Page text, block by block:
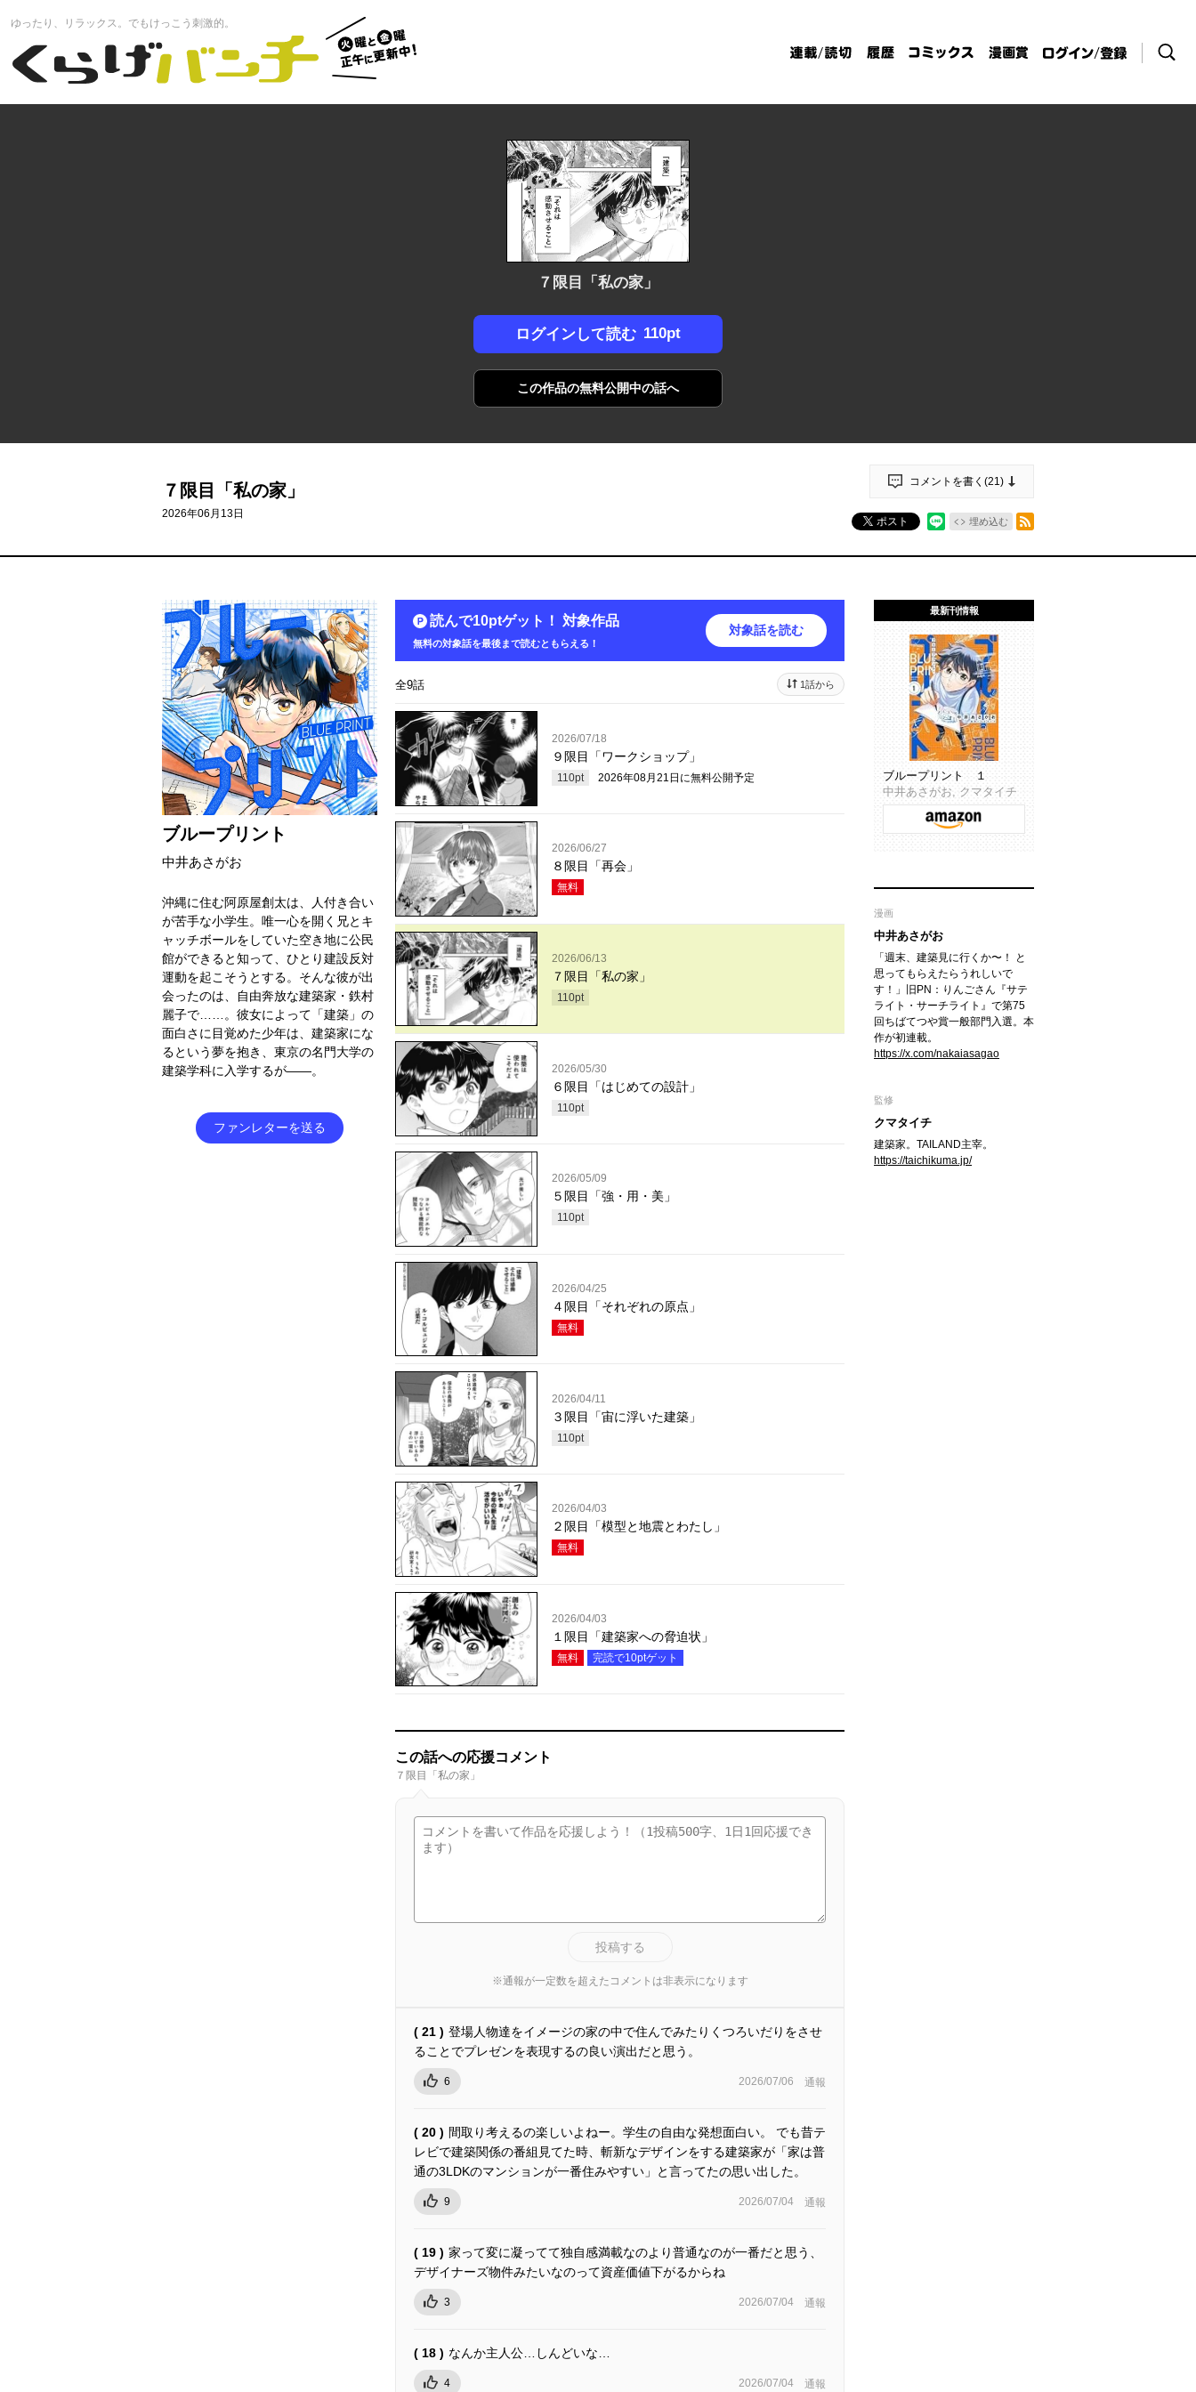
くらげバンチ
火曜と金
曜正午に
更新中！
ゆったり、リラックス。でもけっこう刺激的。
連載/読切 履歴 コミックス 漫画賞
ログイン / 登
録
検索
７限目「私の家」
ログインして読む 110pt
この作品の無料公開中の話へ
７限目「私の家」
2026年06月13日
コメントを書く(21)
ポスト 埋め込む
ブループリント
中井あさがお
沖縄に住む阿原屋創太は、人付き合い
が苦手な小学生。唯一心を開く兄とキ
ャッチボールをしていた空き地に公民
館ができると知って、ひとり建設反対
運動を起こそうとする。そんな彼が出
会ったのは、自由奔放な建築家・鉄村
麗子で……。彼女によって「建築」の
面白さに目覚めた少年は、建築家にな
るという夢を抱き、東京の名門大学の
建築学科に入学するが――。
ファンレターを送る
読んで10ptゲット！ 対象作品
無料の対象話を最後まで読むともらえる！
対象話を読む
全9話 1話から
2026/07/18
９限目「ワークショップ」
110pt 2026年08月21日 に無料公開予定
2026/06/27
８限目「再会」
無料
2026/06/13
７限目「私の家」
110pt
2026/05/30
６限目「はじめての設計」
110pt
2026/05/09
５限目「強・用・美」
110pt
2026/04/25
４限目「それぞれの原点」
無料
2026/04/11
３限目「宙に浮いた建築」
110pt
2026/04/03
２限目「模型と地震とわたし」
無料
2026/04/03
１限目「建築家への脅迫状」
無料 完読で10ptゲット
この話への応援コメント
７限目「私の家」
投稿する
※通報が一定数を超えたコメントは非表示になります
( 21 ) 登場人物達をイメージの家の中で住んでみたりくつろいだりをさせ
ることでプレゼンを表現するの良い演出だと思う。
6 2026/07/06 通報
( 20 ) 間取り考えるの楽しいよねー。学生の自由な発想面白い。 でも昔テ
レビで建築関係の番組見てた時、斬新なデザインをする建築家が「家は普
通の3LDKのマンションが一番住みやすい」と言ってたの思い出した。
9 2026/07/04 通報
( 19 ) 家って変に凝ってて独自感満載なのより普通なのが一番だと思う、
デザイナーズ物件みたいなのって資産価値下がるからね
3 2026/07/04 通報
( 18 ) なんか主人公…しんどいな…
4 2026/07/04 通報
最新刊情報
ブループリント １
中井あさがお, クマタイチ
漫画
中井あさがお
「週末、建築見に行くか〜！ と
思ってもらえたらうれしいで
す！」旧PN：りんごさん『サテ
ライト・サーチライト』で第75
回ちばてつや賞一般部門入選。本
作が初連載。
https://x.com/nakaiasagao
監修
クマタイチ
建築家。TAILAND主宰。
https://taichikuma.jp/